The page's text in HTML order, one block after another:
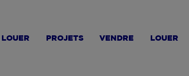
PROJETS VENDRE LOUER